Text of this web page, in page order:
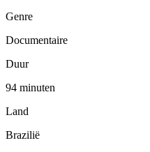
Genre
Documentaire
Duur
94 minuten
Land
Brazilië